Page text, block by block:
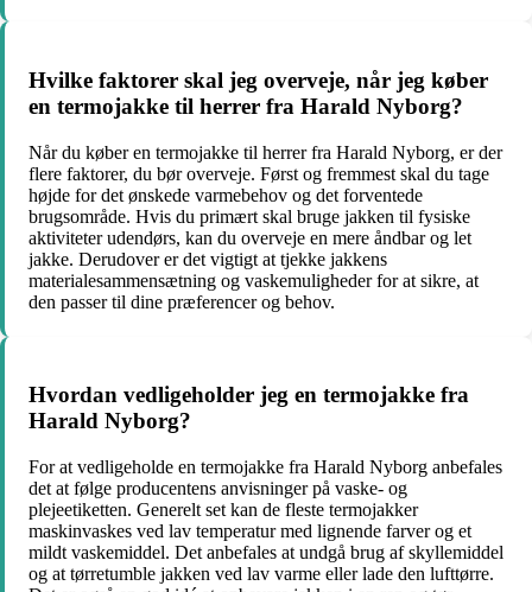
Hvilke faktorer skal jeg overveje, når jeg køber
en termojakke til herrer fra Harald Nyborg?
Når du køber en termojakke til herrer fra Harald Nyborg, er der
flere faktorer, du bør overveje. Først og fremmest skal du tage
højde for det ønskede varmebehov og det forventede
brugsområde. Hvis du primært skal bruge jakken til fysiske
aktiviteter udendørs, kan du overveje en mere åndbar og let
jakke. Derudover er det vigtigt at tjekke jakkens
materialesammensætning og vaskemuligheder for at sikre, at
den passer til dine præferencer og behov.
Hvordan vedligeholder jeg en termojakke fra
Harald Nyborg?
For at vedligeholde en termojakke fra Harald Nyborg anbefales
det at følge producentens anvisninger på vaske- og
plejeetiketten. Generelt set kan de fleste termojakker
maskinvaskes ved lav temperatur med lignende farver og et
mildt vaskemiddel. Det anbefales at undgå brug af skyllemiddel
og at tørretumble jakken ved lav varme eller lade den lufttørre.